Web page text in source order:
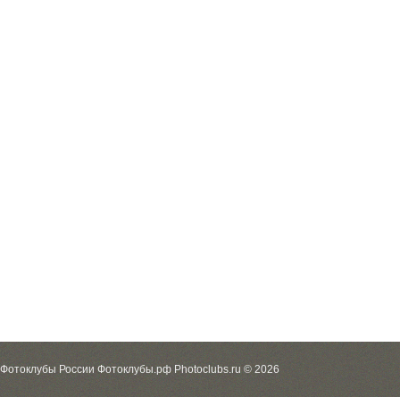
Фотоклубы России Фотоклубы.рф Photoclubs.ru © 2026